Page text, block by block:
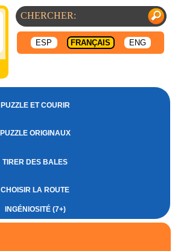
ESP FRANÇAIS ENG
PUZZLE ET COURIR
PUZZLE ORIGINAUX
TIRER DES BALES
CHOISIR LA ROUTE
INGÉNIOSITÉ (7+)